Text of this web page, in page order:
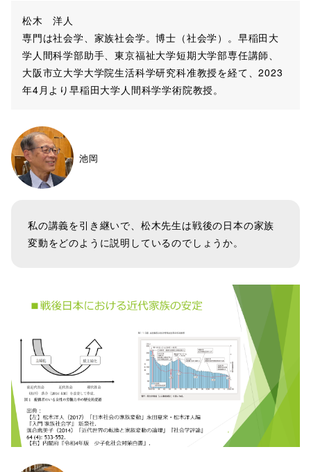
松木 洋人
専門は社会学、家族社会学。博士（社会学）。早稲田大
学人間科学部助手、東京福祉大学短期大学部専任講師、
⼤阪市⽴⼤学大学院生活科学研究科准教授を経て、2023
年4月より早稲田大学人間科学学術院教授。
池岡
私の講義を引き継いで、松木先生は戦後の日本の家族
変動をどのように説明しているのでしょうか。